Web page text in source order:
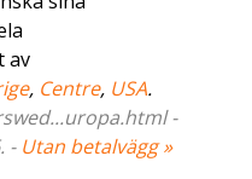
av
, Centre, USA.
-
- Utan betalvägg »